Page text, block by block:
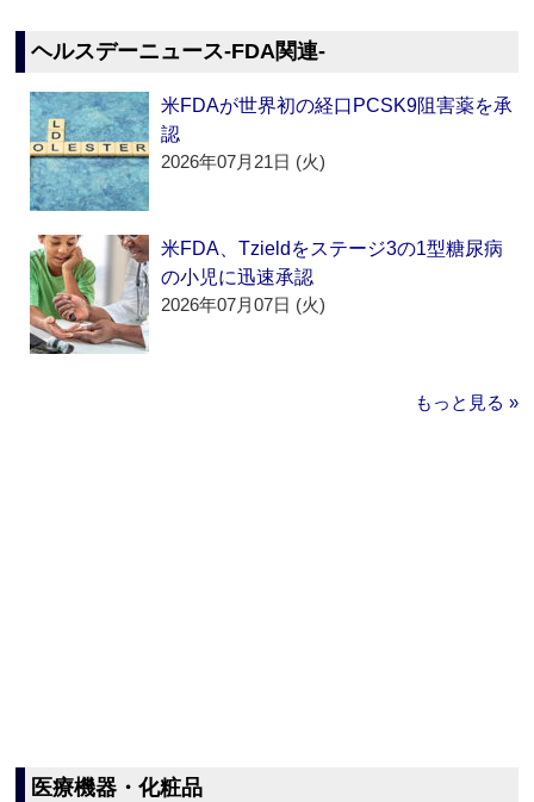
ヘルスデーニュース‐FDA関連‐
米FDAが世界初の経口PCSK9阻害薬を承
認
2026年07月21日 (火)
米FDA、Tzieldをステージ3の1型糖尿病
の小児に迅速承認
2026年07月07日 (火)
もっと見る »
医療機器・化粧品